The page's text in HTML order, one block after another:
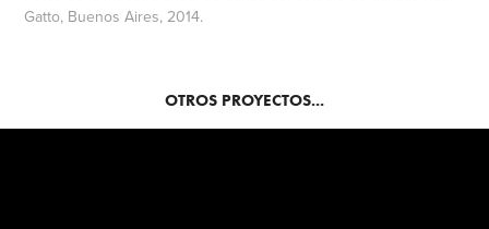
Gatto, Buenos Aires, 2014.
OTROS PROYECTOS...